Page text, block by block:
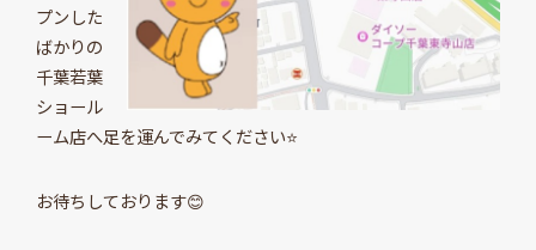
プンした
ばかりの
千葉若葉
ショール
ーム店へ足を運んでみてください⭐
お待ちしております😊